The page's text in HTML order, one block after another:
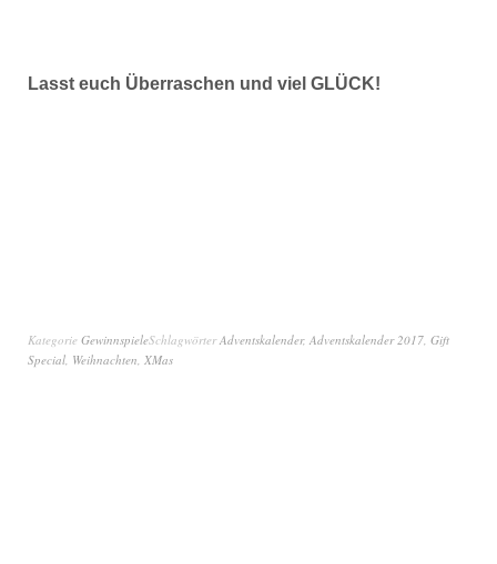
Lasst euch Überraschen und viel GLÜCK!
Kategorie GewinnspieleSchlagwörterAdventskalender, Adventskalender 2017, Gift
Special, Weihnachten, XMas